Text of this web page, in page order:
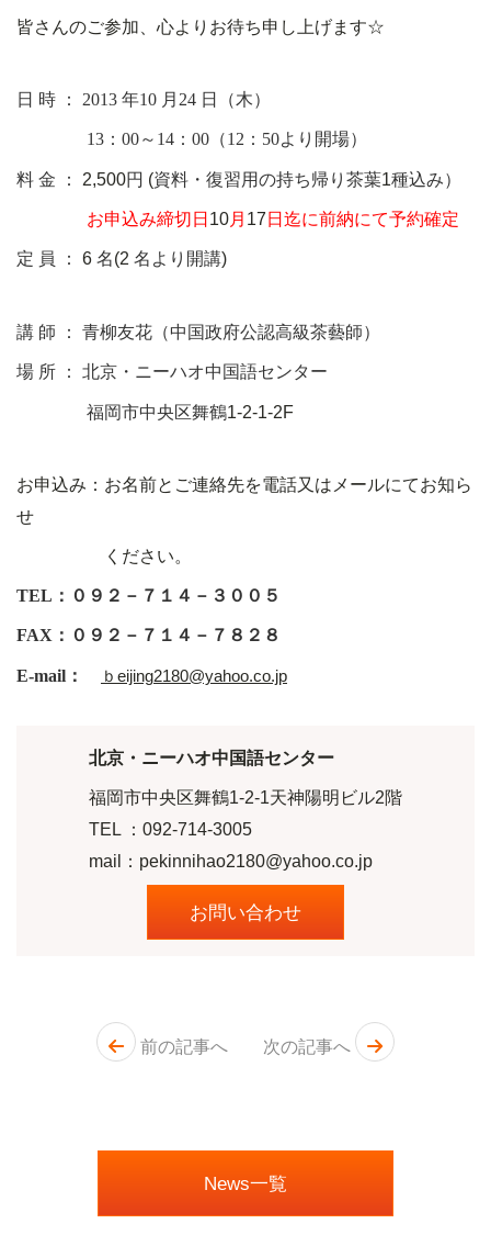
皆さんのご参加、心よりお待ち申し上げます☆
日 時 ： 2013 年10 月 24 日（木）
13 ： 00～ 14 ： 00 （1 2 ： 50より 開場）
料 金 ： 2,500円 (資料・復習用の持ち帰り茶葉1種込み）
お申込み締切日 10月 17 日迄に前納にて予約確定
定 員 ： 6 名(2 名より開講)
講 師 ： 青柳友花 （中国政府公認高級茶藝師）
場 所 ： 北京・ニーハオ中国語センター
福岡市中央区舞鶴1-2-1-2F
お申込み：お名前とご連絡先を電話又はメールにてお知ら
せ
ください。
TEL ：０９２－７１４－３００５
FAX ：０９２－７１４－７８２８
E-mail ： ｂeijing2180@yahoo.co.jp
北京・ニーハオ中国語センター
福岡市中央区舞鶴1-2-1天神陽明ビル2階
TEL ： 092-714-3005
mail：pekinnihao2180@yahoo.co.jp
お問い合わせ
前の記事へ 次の記事へ
News一覧